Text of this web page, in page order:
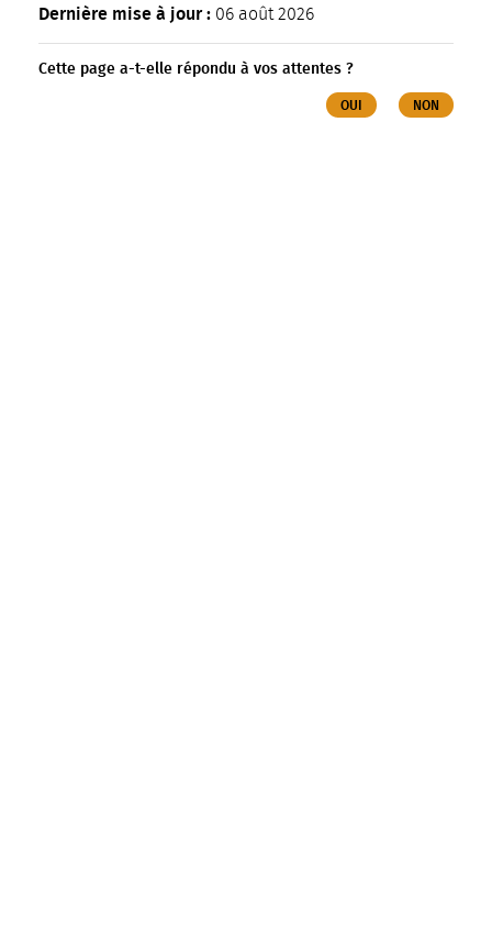
Dernière mise à jour : 06 août 2026
Cette page a-t-elle répondu à vos attentes ?
NON
OUI